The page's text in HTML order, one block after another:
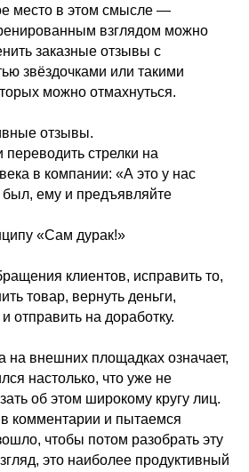
место в этом смысле —
взглядом можно
заказные отзывы с
звёздочками или такими
можно отмахнуться.
отзывы.
стрелки на
в компании: «А это у нас
был, ему и предъявляйте
«Сам дурак!»
клиентов, исправить то,
товар, вернуть деньги,
отправить на доработку.
на внешних площадках означает,
настолько, что уже не
об этом широкому кругу лиц.
комментарии и пытаемся
чтобы потом разобрать эту
это наиболее продуктивный